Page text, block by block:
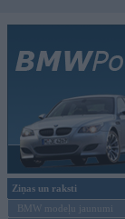
Ziņas un raksti
BMW modeļu jaunumi